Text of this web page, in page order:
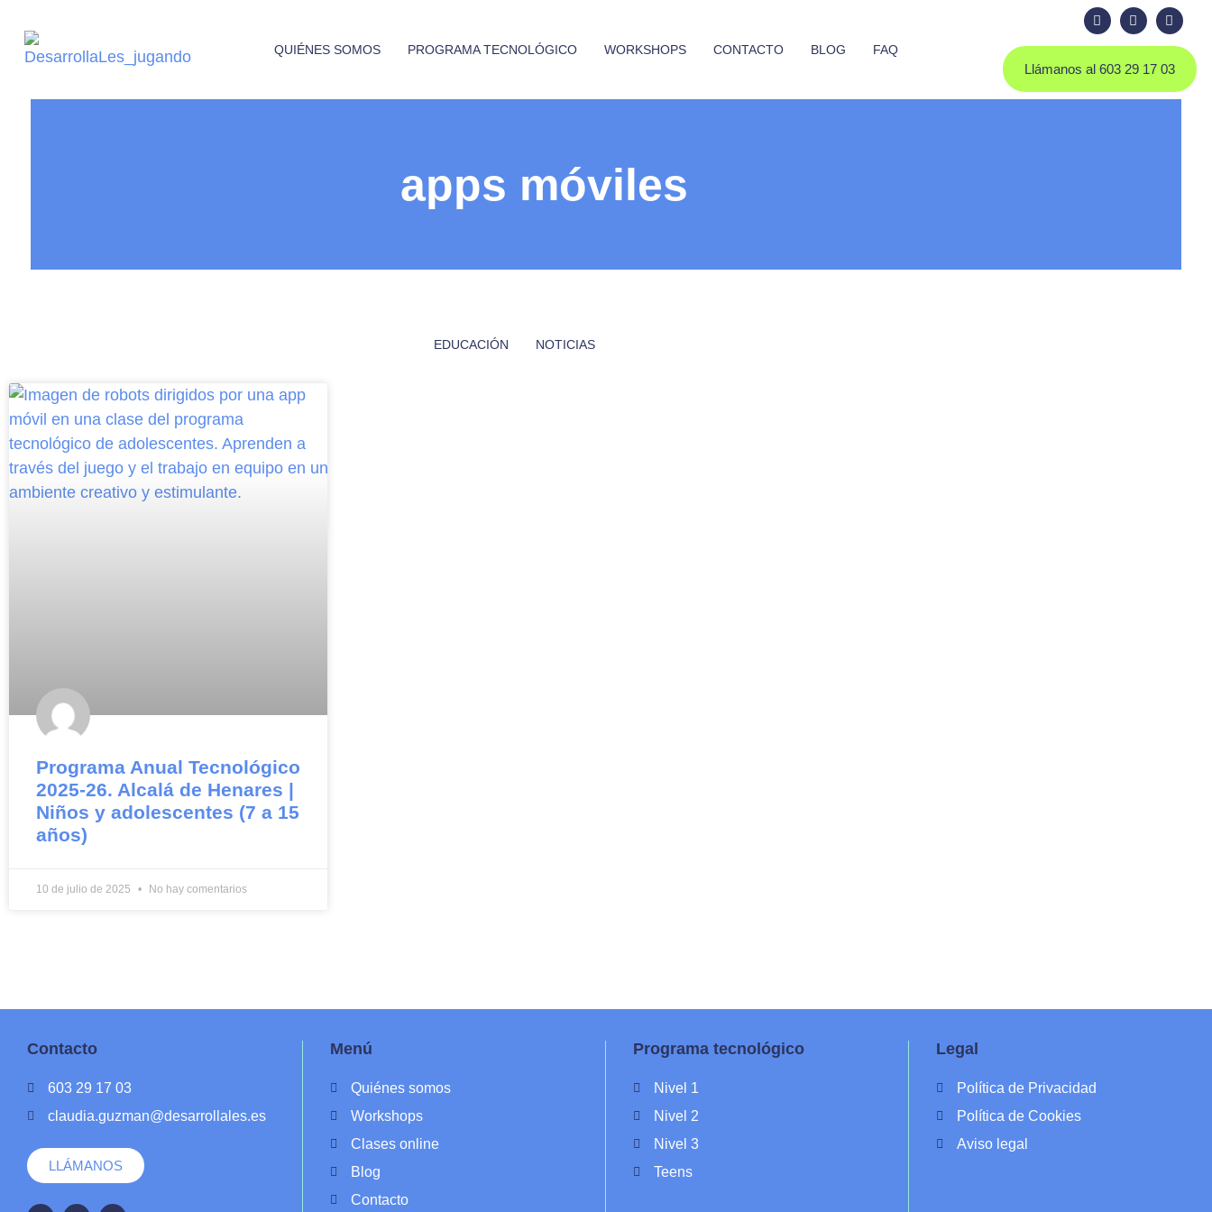
QUIÉNES SOMOS PROGRAMA TECNOLÓGICO WORKSHOPS CONTACTO BLOG FAQ
Llámanos al 603 29 17 03
apps móviles
EDUCACIÓN NOTICIAS
Programa Anual Tecnológico
2025-26. Alcalá de Henares |
Niños y adolescentes (7 a 15
años)
10 de julio de 2025 No hay comentarios
Contacto
603 29 17 03
claudia.guzman@desarrollales.es
LLÁMANOS
Menú
Quiénes somos
Workshops
Clases online
Blog
Contacto
Programa tecnológico
Nivel 1
Nivel 2
Nivel 3
Teens
Legal
Política de Privacidad
Política de Cookies
Aviso legal